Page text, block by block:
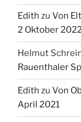
Edith zu Von
2 Oktober
Helmut
Rauenthaler
Edith zu Von
April 2021